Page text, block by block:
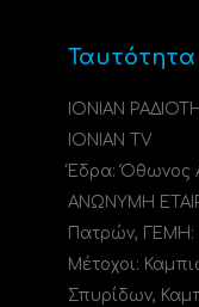
Ταυτότητα
ΙΟΝΙΑΝ
IONIAN TV
Έδρα: Όθωνος
ΑΝΩΝΥΜΗ
Πατρών, ΓΕΜΗ:
Μέτοχοι:
Σπυρίδων,